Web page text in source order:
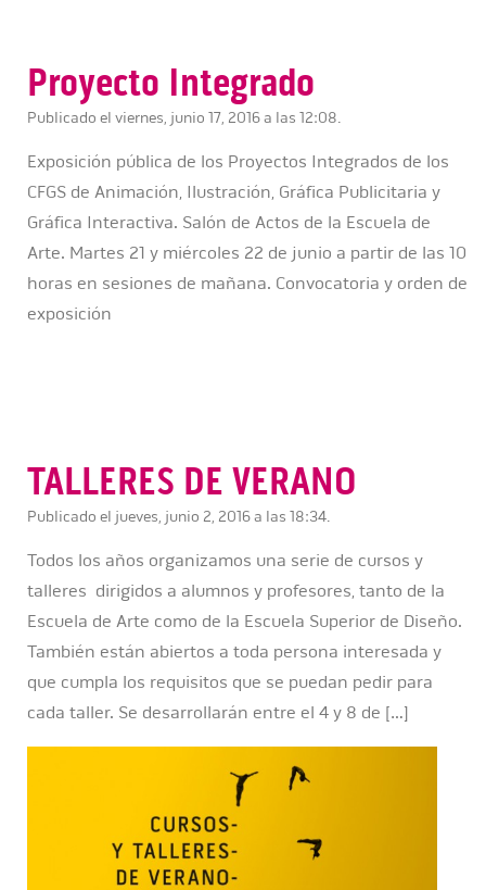
Proyecto Integrado
Publicado el viernes, junio 17, 2016 a las 12:08.
Exposición pública de los Proyectos Integrados de los
CFGS de Animación, Ilustración, Gráfica Publicitaria y
Gráfica Interactiva. Salón de Actos de la Escuela de
Arte. Martes 21 y miércoles 22 de junio a partir de las 10
horas en sesiones de mañana. Convocatoria y orden de
exposición
TALLERES DE VERANO
Publicado el jueves, junio 2, 2016 a las 18:34.
Todos los años organizamos una serie de cursos y
talleres dirigidos a alumnos y profesores, tanto de la
Escuela de Arte como de la Escuela Superior de Diseño.
También están abiertos a toda persona interesada y
que cumpla los requisitos que se puedan pedir para
cada taller. Se desarrollarán entre el 4 y 8 de […]